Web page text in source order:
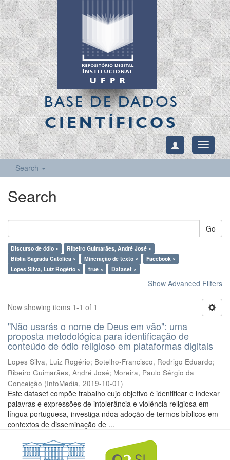
BASE DE DADOS
CIENTÍFICOS
Toggle
Search
Search
Go
Discurso de ódio ×
Ribeiro Guimarães, André José ×
Bíblia Sagrada Católica ×
Mineração de texto ×
Facebook ×
Lopes Silva, Luiz Rogério ×
true × Dataset ×
Show Advanced Filters
Now showing items 1-1 of 1
"Não usarás o nome de Deus em vão": uma
proposta metodológica para identificação de
conteúdo de ódio religioso em plataformas digitais
Lopes Silva, Luiz Rogério; Botelho-Francisco, Rodrigo Eduardo;
Ribeiro Guimarães, André José; Moreira, Paulo Sérgio da
Conceição (InfoMedia, 2019-10-01)
Este dataset compõe trabalho cujo objetivo é identificar e indexar
palavras e expressões de intolerância e violência religiosa em
língua portuguesa, investiga ndoa adoção de termos bíblicos em
contextos de disseminação de ...